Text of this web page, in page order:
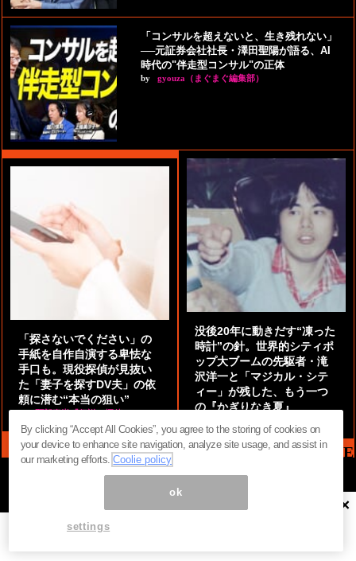
「コンサルを超えないと、生き残れない」
──元証券会社社長・澤田聖陽が語る、AI
時代の"伴走型コンサル"の正体
by gyouza（まぐまぐ編集部）
「探さないでください」の
手紙を自作自演する卑怯な
手口も。現役探偵が見抜い
た「妻子を探すDV夫」の依
頼に潜む“本当の狙い”
by 阿部泰尚『伝説の探偵』
没後20年に動きだす“凍った
時計”の針。世界的シティポ
ップ大ブームの先駆者・滝
沢洋一と「マジカル・シテ
ィー」が残した、もう一つ
の『かぎりなき夏』
MAG2 NEWS HEADLINE
ページ内の商標は全て商標権者に属します。無断転載を禁じます。 ©
まぐまぐ！
×
By clicking “Accept All Cookies”, you agree to the storing of cookies on
your device to enhance site navigation, analyze site usage, and assist in
our marketing efforts.Coolie policy
ok
settings